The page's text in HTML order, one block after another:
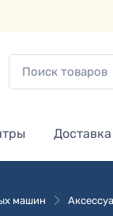
Доставка
машин